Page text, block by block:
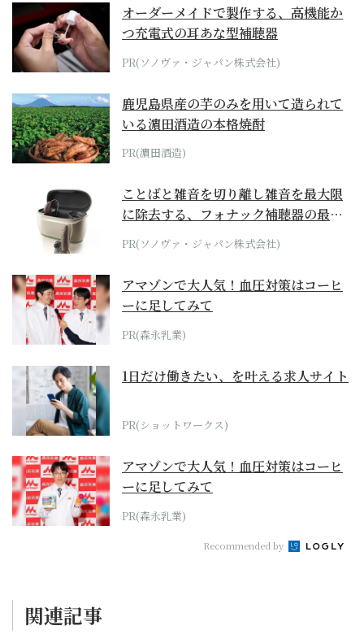
オーダーメイドで製作する、高機能か
つ充電式の耳あな型補聴器
PR(ソノヴァ・ジャパン株式会社)
鹿児島県産の芋のみを用いて造られて
いる濵田酒造の本格焼酎
PR(濵田酒造)
ことばと雑音を切り離し雑音を最大限
に除去する、フォナック補聴器の最上
位モデル
PR(ソノヴァ・ジャパン株式会社)
アマゾンで大人気！血圧対策はコーヒ
ーに足してみて
PR(森永乳業)
1日だけ働きたい、を叶える求人サイト
PR(ショットワークス)
アマゾンで大人気！血圧対策はコーヒ
ーに足してみて
PR(森永乳業)
Recommended by
関連記事